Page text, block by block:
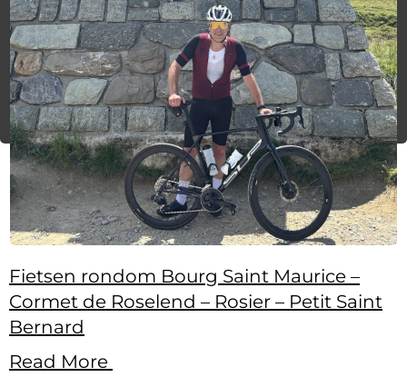
Fietsen rondom Bourg Saint Maurice –
Cormet de Roselend – Rosier – Petit Saint
Bernard
Read More